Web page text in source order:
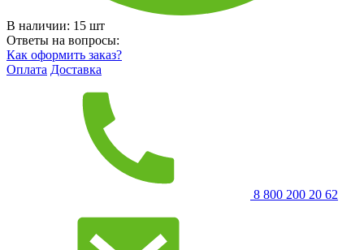
В наличии: 15 шт
Ответы на вопросы:
Как оформить заказ?
Оплата Доставка
8 800 200 20 62